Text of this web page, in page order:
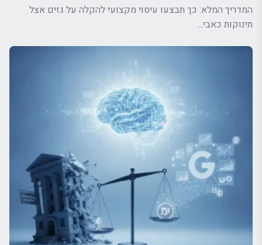
המדריך המלא: כך תבצעו עיסוי מקצועי להקלה על גזים אצל
תינוקות כאבי...